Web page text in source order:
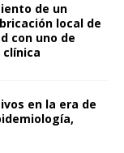
de un
local de
con uno de
en la era de